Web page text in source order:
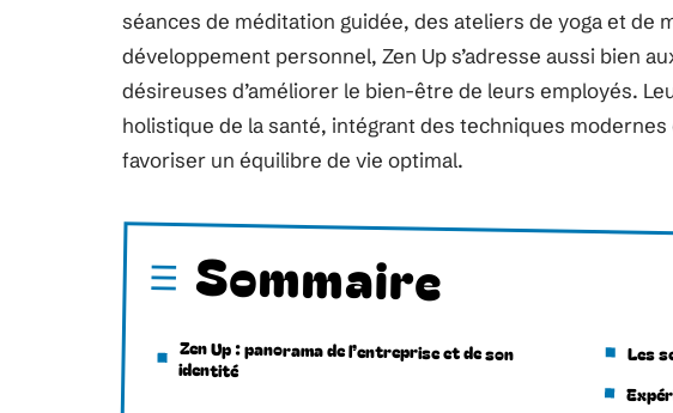
séances de méditation guidée, des ateliers de yoga et de
développement personnel, Zen Up s’adresse aussi bien
désireuses d’améliorer le bien-être de leurs employés.
holistique de la santé, intégrant des techniques
favoriser un équilibre de vie optimal.
Sommaire
Zen Up : panorama de l’entreprise et de son
identité Les